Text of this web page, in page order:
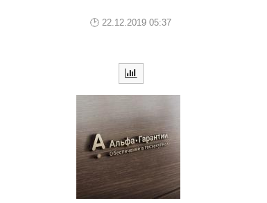
22.12.2019 05:37